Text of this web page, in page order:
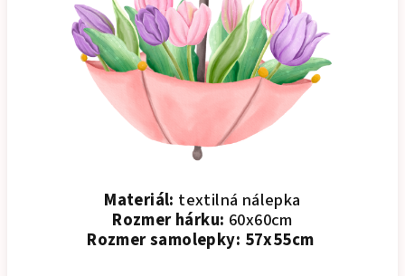
Materiál: textilná nálepka
Rozmer hárku: 60x60cm
Rozmer samolepky: 57x55cm